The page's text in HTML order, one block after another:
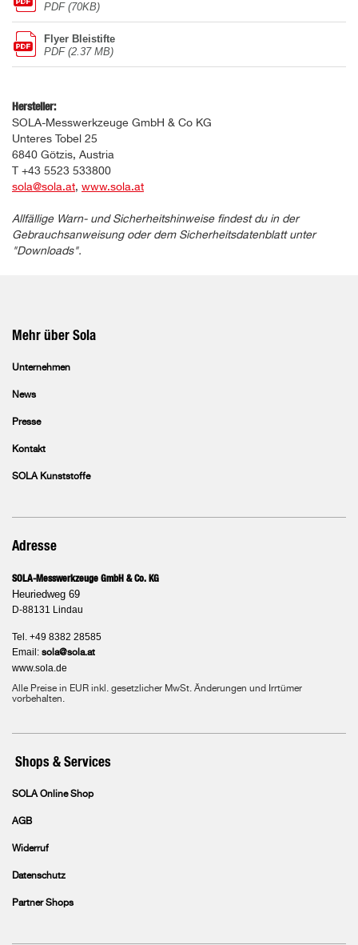
PDF (70KB)
Flyer Bleistifte
PDF (2.37 MB)
Hersteller:
SOLA-Messwerkzeuge GmbH & Co KG
Unteres Tobel 25
6840 Götzis, Austria
T +43 5523 533800
sola@sola.at, www.sola.at
Allfällige Warn- und Sicherheitshinweise findest du in der
Gebrauchsanweisung oder dem Sicherheitsdatenblatt unter
"Downloads".
Mehr über Sola
Unternehmen
News
Presse
Kontakt
SOLA Kunststoffe
Adresse
SOLA-Messwerkzeuge GmbH & Co. KG
Heuriedweg 69
D-88131 Lindau
Tel. +49 8382 28585
Email: sola@sola.at
www.sola.de
Alle Preise in EUR inkl. gesetzlicher MwSt. Änderungen und Irrtümer
vorbehalten.
Shops & Services
SOLA Online Shop
AGB
Widerruf
Datenschutz
Partner Shops